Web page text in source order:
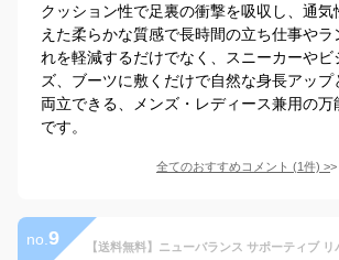
クッション性で足裏の衝撃を吸収し、通気
えた柔らかな質感で長時間の立ち仕事やラ
れを軽減するだけでなく、スニーカーやビ
ズ、ブーツに敷くだけで自然な身長アップ
両立できる、メンズ・レディース兼用の万
です。
全てのおすすめコメント (1件) >
no. 9